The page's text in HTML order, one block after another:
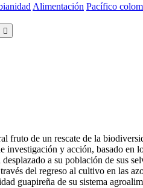
Alimentación Pacífico

fruto de un rescate de la
investigación y acción, basado en
a su población de sus
del regreso al cultivo en las
guapireña de su sistema